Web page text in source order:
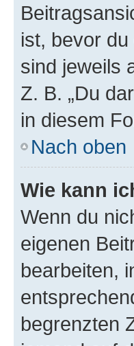
ist, bevor
sind jeweils
Z. B. „Du
in diesem
Nach oben
Wie kann
Wenn du
eigenen
bearbeiten,
begrenzten